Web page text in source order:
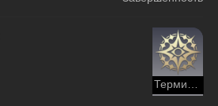
Терминус